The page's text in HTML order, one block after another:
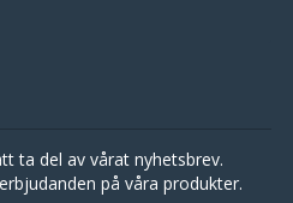
ta del av vårat nyhetsbrev.
på våra produkter.